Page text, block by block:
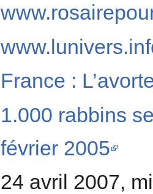
France :
1.000 rabbins
février 2005
24 avril 2007,